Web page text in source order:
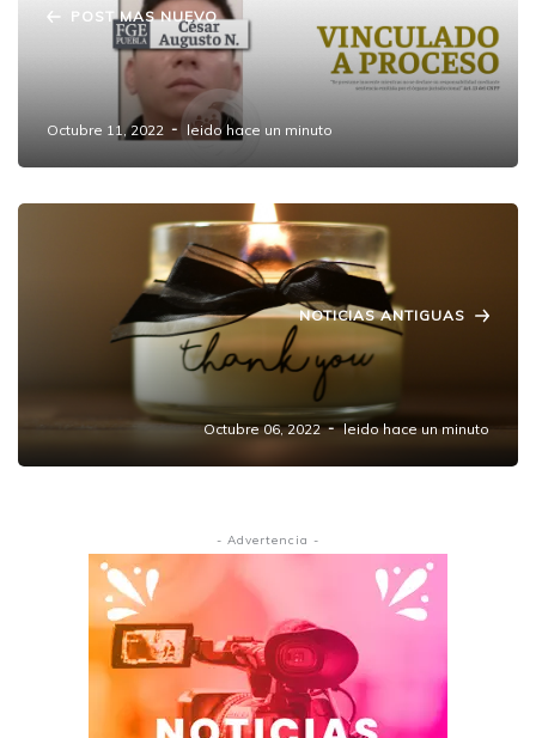
POST MAS NUEVO
FGE esclarece secuestro de Sandra
Elizabeth en San Salvador Chachapa
Octubre 11, 2022 leido hace un minuto
NOTICIAS ANTIGUAS
Encuentran sin vida a un hombre reportado
como desaparecido en Amozoc.
Octubre 06, 2022 leido hace un minuto
- Advertencia -